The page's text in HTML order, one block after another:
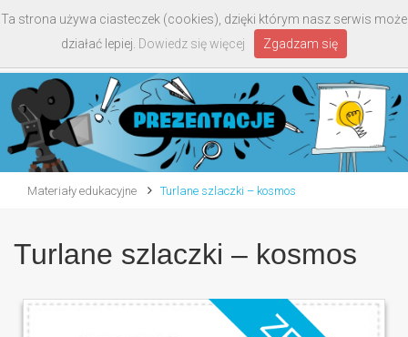
Materiały edukacyjne Turlane szlaczki – kosmos
Turlane szlaczki – kosmos
Ta strona używa ciasteczek (cookies), dzięki którym nasz serwis może
działać lepiej. Dowiedz się więcej Zgadzam się